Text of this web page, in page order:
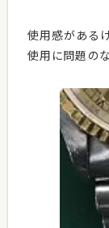
使用感がある
使用に問題の